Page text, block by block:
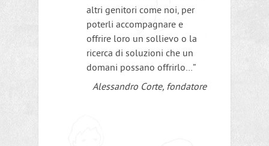
altri genitori come noi, per
poterli accompagnare e
offrire loro un sollievo o la
ricerca di soluzioni che un
domani possano offrirlo…”
Alessandro Corte, fondatore